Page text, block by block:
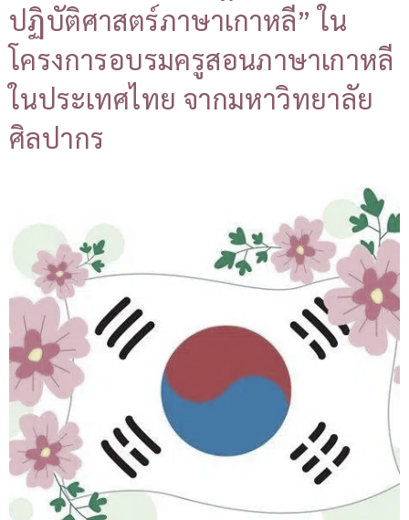
ปฏิบัติศาสตร์ภาษาเกาหลี” ใน
โครงการอบรมครูสอนภาษาเกาหลี
ในประเทศไทย จากมหาวิทยาลัย
ศิลปากร